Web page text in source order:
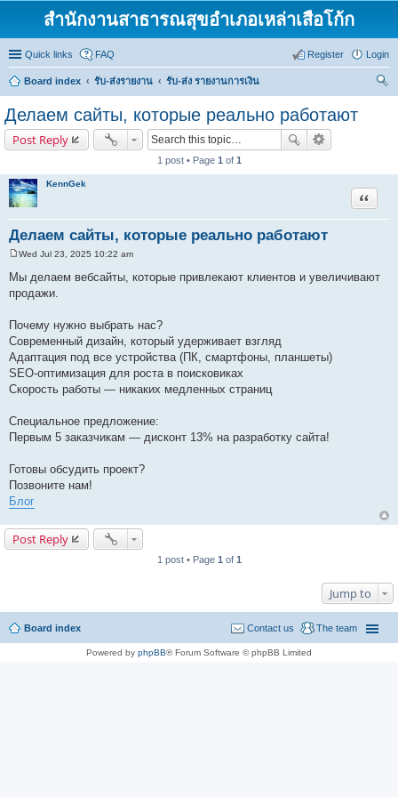
สำนักงานสาธารณสุขอำเภอเหล่าเสือโก้ก
Quick links FAQ Login
Register
Board index รับ-ส่งรายงาน
รับ-ส่ง รายงานการเงิน
Делаем сайты, которые реально работают
Post Reply
1 post • Page 1 of 1
KennGek
Делаем сайты, которые реально работают
Quote
s
t
Wed Jul 23, 2025 10:22 am
Мы делаем вебсайты, которые привлекают клиентов и увеличивают
продажи.
Почему нужно выбрать нас?
Современный дизайн, который удерживает взгляд
Адаптация под все устройства (ПК, смартфоны, планшеты)
SEO-оптимизация для роста в поисковиках
Скорость работы — никаких медленных страниц
Специальное предложение:
Первым 5 заказчикам — дисконт 13% на разработку сайта!
Готовы обсудить проект?
Позвоните нам!
Блог
Post Reply
1 post • Page 1 of 1
Jump to
Board index The team
Contact us
Powered by phpBB® Forum Software © phpBB Limited